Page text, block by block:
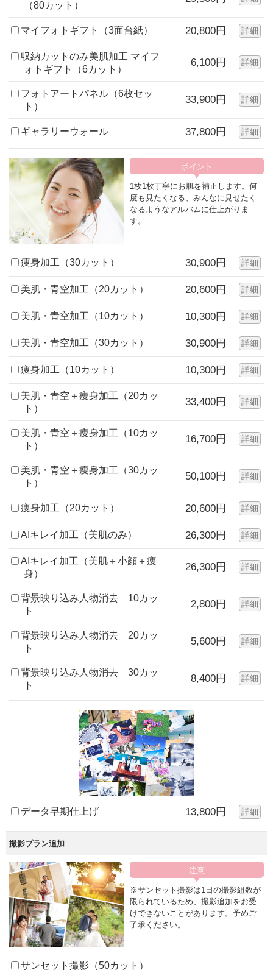
（80カット）
マイフォトギフト（3面台紙） 20,800円 詳細
収納カットのみ美肌加工 マイフ
ォトギフト（6カット）
6,100円 詳細
フォトアートパネル（6枚セッ
ト）
33,900円 詳細
ギャラリーウォール 37,800円 詳細
1枚1枚丁寧にお肌を補正します。何
度も見たくなる、みんなに見せたく
なるようなアルバムに仕上がりま
す。
痩身加工（30カット） 30,900円 詳細
美肌・青空加工（20カット） 20,600円 詳細
美肌・青空加工（10カット） 10,300円 詳細
美肌・青空加工（30カット） 30,900円 詳細
痩身加工（10カット） 10,300円 詳細
美肌・青空＋痩身加工（20カッ
ト）
33,400円 詳細
美肌・青空＋痩身加工（10カッ
ト）
16,700円 詳細
美肌・青空＋痩身加工（30カッ
ト）
50,100円 詳細
痩身加工（20カット） 20,600円 詳細
AIキレイ加工（美肌のみ） 26,300円 詳細
AIキレイ加工（美肌＋小顔＋痩
身）
26,300円 詳細
背景映り込み人物消去 10カッ
ト
2,800円 詳細
背景映り込み人物消去 20カッ
ト
5,600円 詳細
背景映り込み人物消去 30カッ
ト
8,400円 詳細
データ早期仕上げ 13,800円 詳細
撮影プラン追加
※サンセット撮影は1日の撮影組数が
限られているため、撮影追加をお受
けできないことがあります。予めご
了承ください。
サンセット撮影（50カット）